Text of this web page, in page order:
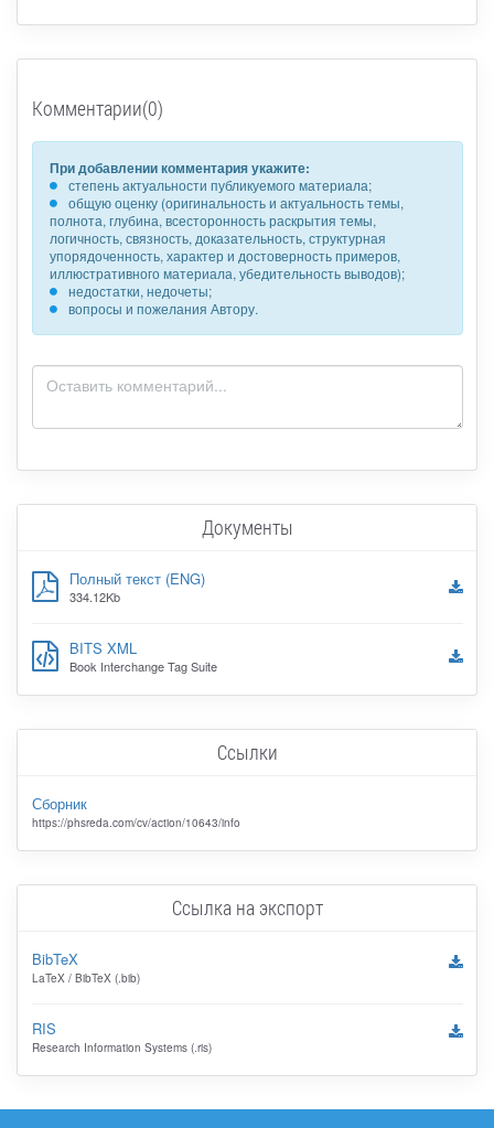
Комментарии(0)
При добавлении комментария укажите:
степень актуальности публикуемого материала;
общую оценку (оригинальность и актуальность темы,
полнота, глубина, всесторонность раскрытия темы,
логичность, связность, доказательность, структурная
упорядоченность, характер и достоверность примеров,
иллюстративного материала, убедительность выводов);
недостатки, недочеты;
вопросы и пожелания Автору.
Документы
Полный текст (ENG)
334.12Kb
BITS XML
Book Interchange Tag Suite
Ссылки
Сборник
https://phsreda.com/cv/action/10643/info
Ссылка на экспорт
BibTeX
LaTeX / BibTeX (.bib)
RIS
Research Information Systems (.ris)